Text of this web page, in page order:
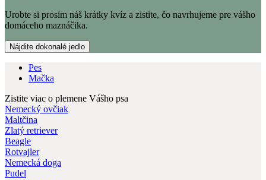
Urobte si prosím náš krátky kvíz a zistite, čo navrhujeme pre vášho
domáceho maznáčika.
Nájdite dokonalé jedlo
Pes
Mačka
Zistite viac o plemene Vášho psa
Nemecký ovčiak
Maltčina
Zlatý retriever
Beagle
Rotvajler
Nemecká doga
Pudel